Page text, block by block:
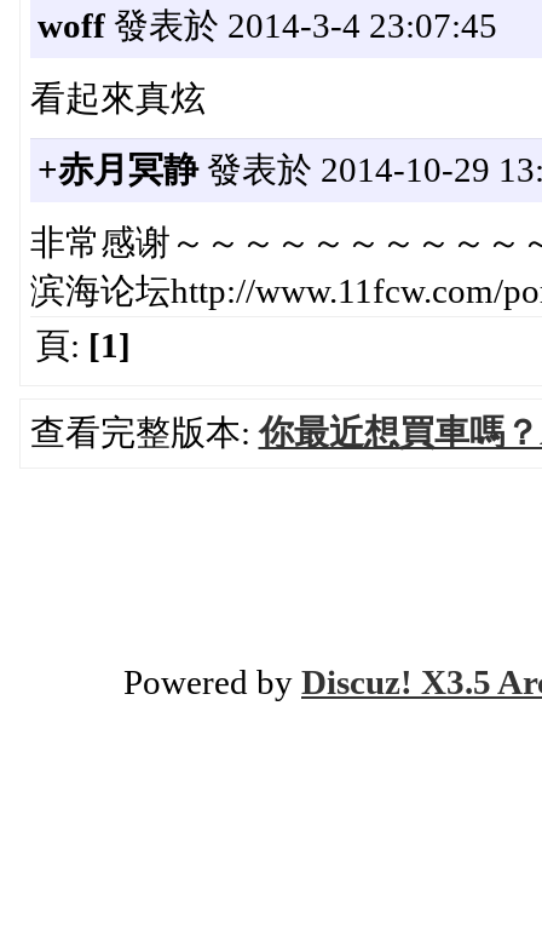
woff發表於 2014-3-4 23:07:45
看起來真炫
+赤月冥静發表於 2014-10-29
非常感谢～～～～～～～～～～
滨海论坛http://www.11fcw.com/
頁: [1]
查看完整版本:你最近想買車嗎
Powered by Discuz! X3.5